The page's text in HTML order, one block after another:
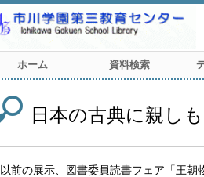
ホーム 資料検索
日本の古典に親し
以前の展示、図書委員読書フェア「王